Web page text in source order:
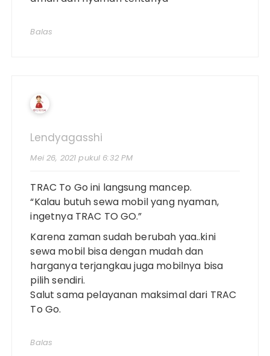
Balas
Lendyagasshi
Mei 26, 2021 pukul 6:32 PM
TRAC To Go ini langsung mancep.
“Kalau butuh sewa mobil yang nyaman,
ingetnya TRAC TO GO.”
Karena zaman sudah berubah yaa..kini
sewa mobil bisa dengan mudah dan
harganya terjangkau juga mobilnya bisa
pilih sendiri.
Salut sama pelayanan maksimal dari TRAC
To Go.
Balas